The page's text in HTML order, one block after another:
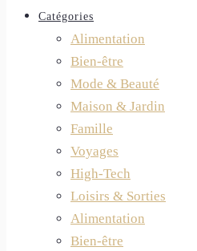
Catégories
Alimentation
Bien-être
Mode & Beauté
Maison & Jardin
Famille
Voyages
High-Tech
Loisirs & Sorties
Alimentation
Bien-être